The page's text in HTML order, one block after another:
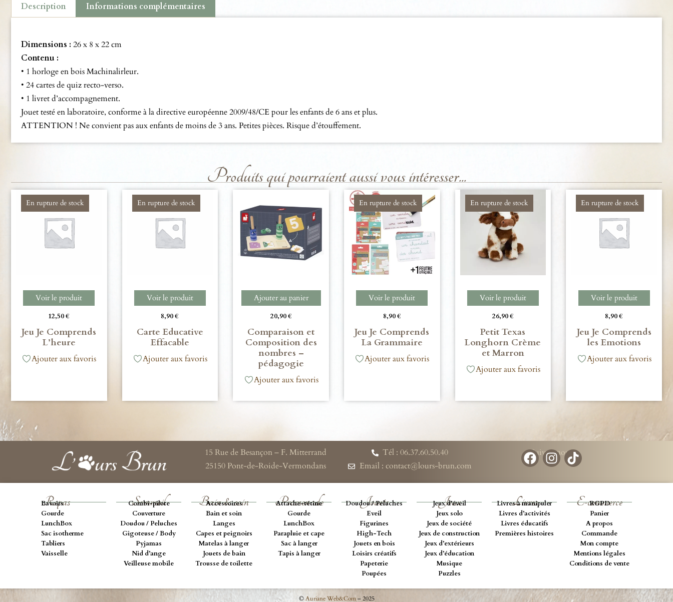
Description Informations complémentaires
Dimensions : 26 x 8 x 22 cm
Contenu :
• 1 horloge en bois Machinalirleur.
• 24 cartes de quiz recto-verso.
• 1 livret d’accompagnement.
Jouet testé en laboratoire, conforme à la directive européenne 2009/48/CE pour les enfants de 6 ans et plus.
ATTENTION ! Ne convient pas aux enfants de moins de 3 ans. Petites pièces. Risque d’étouffement.
Produits qui pourraient aussi vous intéresser...
En rupture de stock
Voir le produit
12,50€
Jeu Je Comprends
L’heure
Ajouter aux favoris
En rupture de stock
Voir le produit
8,90€
Carte Educative
Effacable
Ajouter aux favoris
Ajouter au panier
20,90€
Comparaison et
Composition des
nombres –
pédagogie
Ajouter aux favoris
En rupture de stock
Voir le produit
8,90€
Jeu Je Comprends
La Grammaire
Ajouter aux favoris
En rupture de stock
Voir le produit
26,90€
Petit Texas
Longhorn Crème
et Marron
Ajouter aux favoris
En rupture de stock
Voir le produit
8,90€
Jeu Je Comprends
les Emotions
Ajouter aux favoris
15 Rue de Besançon – F. Mitterrand
25150 Pont-de-Roide-Vermondans
Tél : 06.37.60.50.40
Email : contact@lours-brun.com
Suivez-nous
Repas
Bavoirs
Gourde
LunchBox
Sac isotherme
Tabliers
Vaisselle
Sommeil
Combi-pilote
Couverture
Doudou / Peluches
Gigoteuse / Body
Pyjamas
Nid d’ange
Veilleuse mobile
Bain & soin
Accessoires
Bain et soin
Langes
Capes et peignoirs
Matelas à langer
Jouets de bain
Trousse de toilette
Promenade
Attache-tétine
Gourde
LunchBox
Parapluie et cape
Sac à langer
Tapis à langer
Jouets
Doudou / Peluches
Eveil
Figurines
High-Tech
Jouets en bois
Loisirs créatifs
Papeterie
Poupées
Jeux
Jeux d’éveil
Jeux solo
Jeux de société
Jeux de construction
Jeux d’extérieurs
Jeux d’éducation
Musique
Puzzles
Livres
Livres à manipuler
Livres d’activités
Livres éducatifs
Premières histoires
E-commerce
RGPD
Panier
A propos
Commande
Mon compte
Mentions légales
Conditions de vente
©Auriane Web&Com– 2025